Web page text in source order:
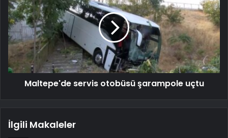
Maltepe'de servis otobüsü şarampole uçtu
İlgili Makaleler